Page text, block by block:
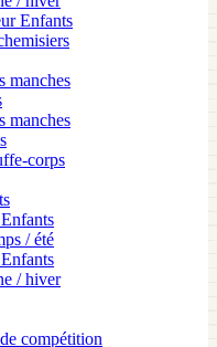
Enfants
manches
manches
corps
/ été
/ hiver
compétition